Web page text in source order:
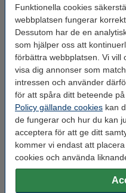
Funktionella cookies
webbplatsen fungerar korrekt.
Dessutom har de en
som hjälper oss att
förbättra webbplatsen. Vi vill
visa dig annonser som
intressen och använder
för att spåra ditt beteende
Policy gällande cookies kan
de fungerar och hur du kan
acceptera för att ge ditt
kommer vi endast att
cookies och använda
12 kr
Tejp 19mm x 33m |
95 kr
Letar du efter en annan färg?
sorterade
färger
gul